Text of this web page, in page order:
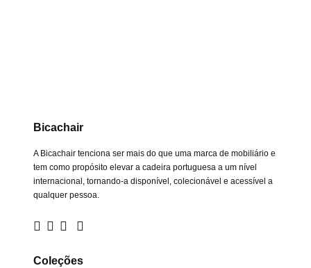
Bicachair
A Bicachair tenciona ser mais do que uma marca de mobiliário e
tem como propósito elevar a cadeira portuguesa a um nível
internacional, tornando-a disponível, colecionável e acessível a
qualquer pessoa.
Coleções